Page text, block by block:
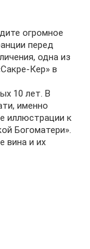
огромное
перед
одна из
Кер» в
10 лет. В
именно
иллюстрации к
Богоматери».
вина и их